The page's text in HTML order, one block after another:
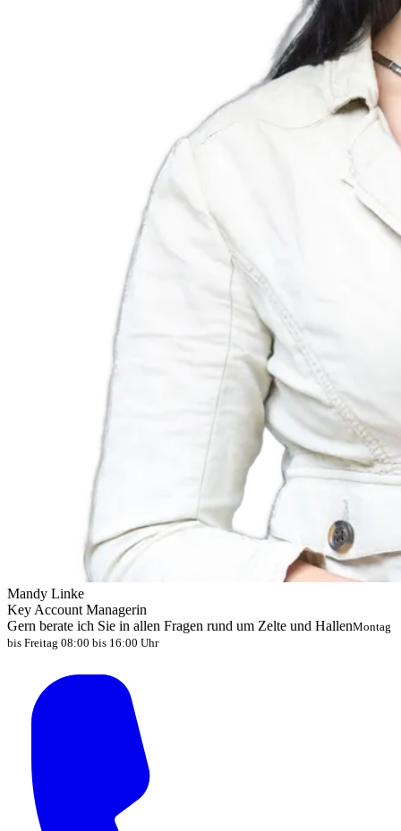
Mandy Linke
Key Account Managerin
Gern berate ich Sie in allen Fragen rund um Zelte und HallenMontag
bis Freitag 08:00 bis 16:00 Uhr